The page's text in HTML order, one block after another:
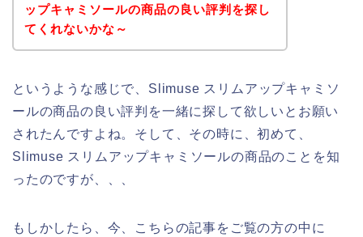
ップキャミソールの商品の良い評判を探し
てくれないかな～
というような感じで、Slimuse スリムアップキャミソ
ールの商品の良い評判を一緒に探して欲しいとお願い
されたんですよね。そして、その時に、初めて、
Slimuse スリムアップキャミソールの商品のことを知
ったのですが、、、
もしかしたら、今、こちらの記事をご覧の方の中に